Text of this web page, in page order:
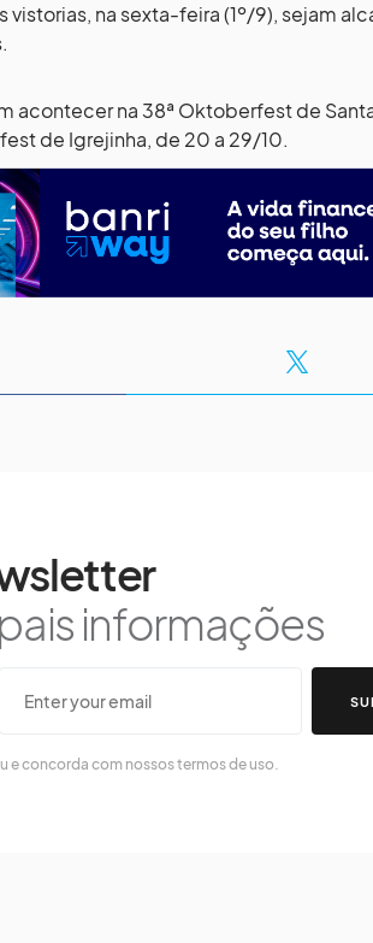
vistorias, na sexta-feira (1º/9), sejam
acontecer na 38ª Oktoberfest de
de Igrejinha, de 20 a 29/10.
informações
e concorda com nossos termos de uso.